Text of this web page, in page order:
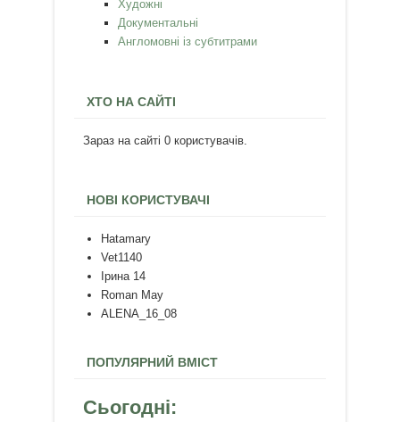
Художні
Документальні
Англомовні із субтитрами
ХТО НА САЙТІ
Зараз на сайті 0 користувачів.
НОВІ КОРИСТУВАЧІ
Hatamary
Vet1140
Ірина 14
Roman May
ALENA_16_08
ПОПУЛЯРНИЙ ВМІСТ
Сьогодні: